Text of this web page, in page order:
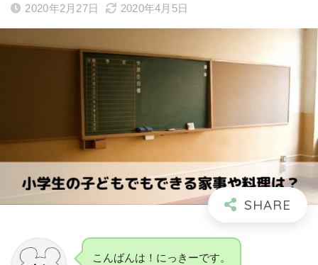
2020年2月27日 2020年4月5日
こんばんは！にっきーです。